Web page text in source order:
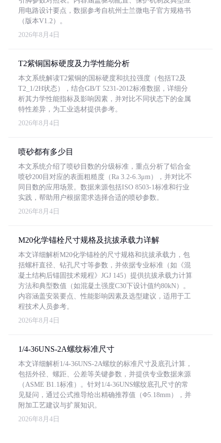
用电路设计要点，数据参考自杭州士兰微电子官方规格书
（版本V1.2）。
2026年8月4日
T2紫铜国标硬度及力学性能分析
本文系统解读T2紫铜的国标硬度和抗拉强度（包括T2及
T2_1/2H状态），结合GB/T 5231-2012标准数据，详细分
析其力学性能指标及影响因素，并对比不同状态下的金属
特性差异，为工业选材提供参考。
2026年8月4日
喷砂都有多少目
本文系统介绍了喷砂目数的分级标准，重点分析了铝合金
喷砂200目对应的表面粗糙度（Ra 3.2-6.3μm），并对比不
同目数的应用场景。数据来源包括ISO 8503-1标准和行业
实践，帮助用户根据需求选择合适的喷砂参数。
2026年8月4日
M20化学锚栓尺寸规格及抗拔承载力详解
本文详细解析M20化学锚栓的尺寸规格和抗拔承载力，包
括螺杆直径、钻孔尺寸等参数，并依据专业标准（如《混
凝土结构后锚固技术规程》JGJ 145）提供抗拔承载力计算
方法和典型数值（如混凝土强度C30下设计值约80kN）。
内容涵盖安装要点、性能影响因素及选型建议，适用于工
程技术人员参考。
2026年8月4日
1/4-36UNS-2A螺纹标准尺寸
本文详细解析1/4-36UNS-2A螺纹的标准尺寸及底孔计算，
包括外径、螺距、公差等关键参数，并提供专业数据来源
（ASME B1.1标准）。针对1/4-36UNS螺纹底孔尺寸的常
见疑问，通过公式推导给出精确推荐值（Φ5.18mm），并
附加工艺建议与扩展知识。
2026年8月4日